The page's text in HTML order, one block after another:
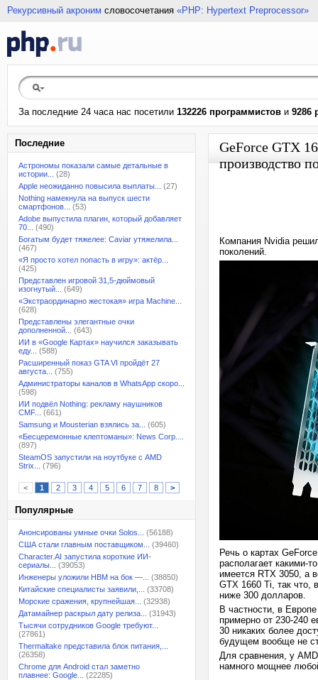
Рекурсивный акроним словосочетания «PHP: Hypertext Preprocessor»
За последние 24 часа нас посетили 132226 программистов и 9286
Последние
Астрономы показали самые детальные в
истории...
(28)
Apple неожиданно повысила выплаты...
(27)
Nothing намекнула на выпуск шести
смартфонов...
(53)
Adobe выпустила плагин, который добавляет
70...
(490)
Богатым будет тяжелее: Caviar утяжелила...
(467)
«Я просто хотел попасть в игру»: актёр...
(425)
Представлен игровой 31,5-дюймовый
изогнутый...
(649)
«Экстраординарно жестокая» игра Machine...
(628)
Представлены элегантные очки
дополненной...
(643)
ИИ в «Google Картах» научился заказывать
еду...
(588)
Расширенный показ GTA VI пройдёт 27
августа...
(755)
Администраторы каналов в WhatsApp скоро...
(598)
ИИ подвёл Nothing: рекламу наушников
CMF...
(661)
Samsung и Mousterian взялись за...
(605)
«Бесцеремонные клептоманы»: News Corp....
(897)
SteamOS запустили на ноутбуке с AMD
Strix...
(796)
< 1 2 3 4 5 6 7 8 >
Популярные
Анонсированы умные очки Solos...
(56188)
США стали главным поставщиком...
(39460)
Character.AI запустила короткие ИИ-
сериалы...
(39053)
Инженеры уложили HBM на бок —...
(38850)
Китайские специалисты заявили,...
(33708)
Морские сражения, крупнейшая...
(32938)
Датамайнер раскрыл дату релиза...
(31943)
Тысячи сотрудников Google требуют...
(27861)
Thermaltake представила блок питания,...
(26358)
Chrome для Android стал заметно
плавнее: Google...
(22285)
GeForce GTX
производство
Компания Nvidia
поколений.
Речь о картах
располагает какими-
имеется RTX 3050, а
GTX 1660 Ti, так что,
ниже 300 долларов.
В частности, в
примерно от 230-240
30 никаких более
будущем вообще не
Для сравнения, у
намного мощнее